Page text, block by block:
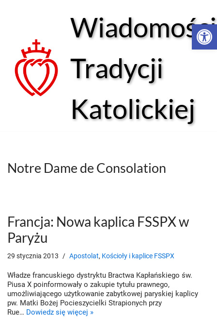
treści
Wiadomości
Tradycji
Katolickiej
Notre Dame de Consolation
Francja: Nowa kaplica FSSPX w
Paryżu
29 stycznia 2013 Apostolat, Kościoły i kaplice FSSPX
Władze francuskiego dystryktu Bractwa Kapłańskiego św.
Piusa X poinformowały o zakupie tytułu prawnego,
umożliwiającego użytkowanie zabytkowej paryskiej kaplicy
pw. Matki Bożej Pocieszycielki Strapionych przy
Rue… Dowiedz się więcej »